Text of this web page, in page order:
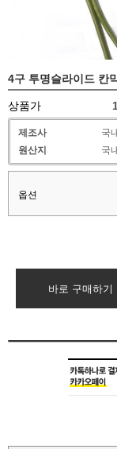
4구 투명슬라이드 칸
상품가
제조사
국
원산지
국
옵션
바로 구매하기